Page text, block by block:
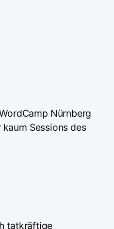
Nürnberg
Sessions des
tatkräftige